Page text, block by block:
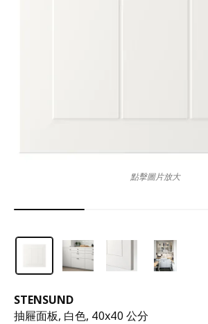
STENSUND
抽屜面板, 白色, 40x40 公分
點擊圖片放大